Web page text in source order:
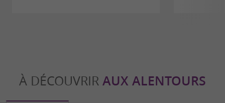
À DÉCOUVRIR AUX ALENTOURS